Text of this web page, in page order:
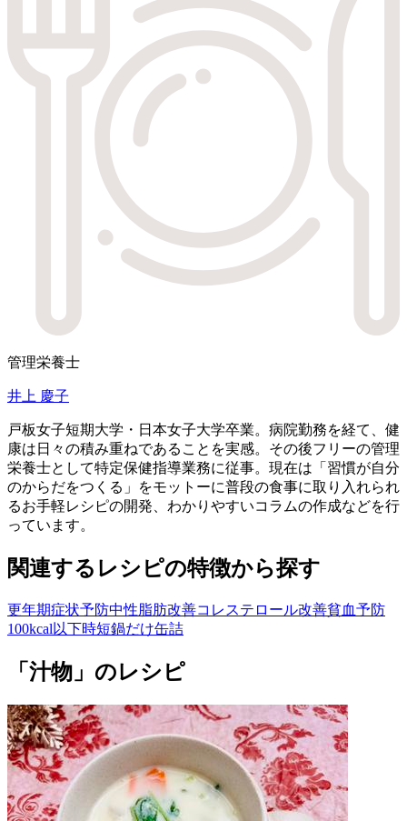
管理栄養士
井上 慶子
戸板女子短期大学・日本女子大学卒業。病院勤務を経て、健
康は日々の積み重ねであることを実感。その後フリーの管理
栄養士として特定保健指導業務に従事。現在は「習慣が自分
のからだをつくる」をモットーに普段の食事に取り入れられ
るお手軽レシピの開発、わかりやすいコラムの作成などを行
っています。
関連するレシピの特徴から探す
更年期症状予防中性脂肪改善コレステロール改善貧血予防
100kcal以下時短鍋だけ缶詰
「汁物」のレシピ